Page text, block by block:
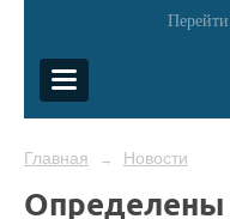
Главная → Новости
Определены